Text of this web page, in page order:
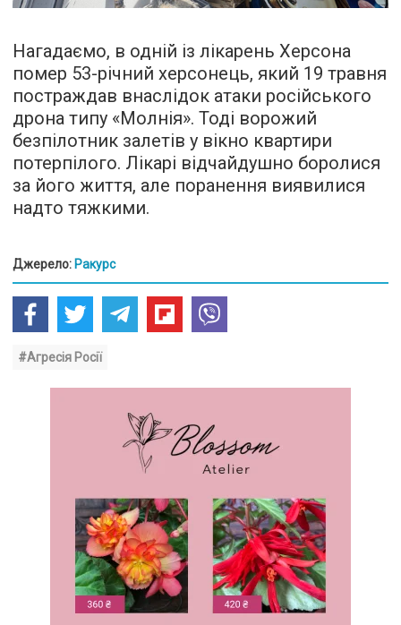
Нагадаємо, в одній із лікарень Херсона
помер 53-річний херсонець, який 19 травня
постраждав внаслідок атаки російського
дрона типу «Молнія». Тоді ворожий
безпілотник залетів у вікно квартири
потерпілого. Лікарі відчайдушно боролися
за його життя, але поранення виявилися
надто тяжкими.
Джерело: Ракурс
#Агресія Росії